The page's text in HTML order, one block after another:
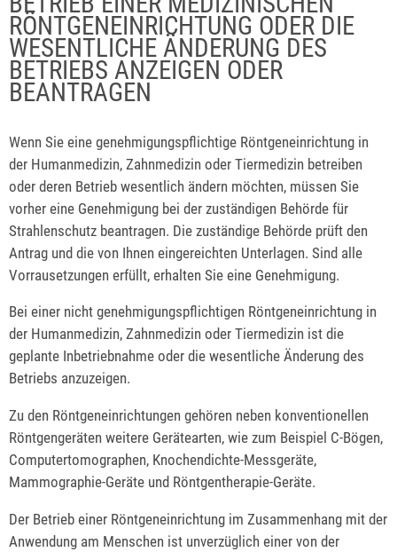
RÖNTGENEINRICHTUNG ODER DIE
WESENTLICHE ÄNDERUNG DES
BETRIEBS ANZEIGEN ODER
BEANTRAGEN
Wenn Sie eine genehmigungspflichtige Röntgeneinrichtung in
der Humanmedizin, Zahnmedizin oder Tiermedizin betreiben
oder deren Betrieb wesentlich ändern möchten, müssen Sie
vorher eine Genehmigung bei der zuständigen Behörde für
Strahlenschutz beantragen. Die zuständige Behörde prüft den
Antrag und die von Ihnen eingereichten Unterlagen. Sind alle
Vorrausetzungen erfüllt, erhalten Sie eine Genehmigung.
Bei einer nicht genehmigungspflichtigen Röntgeneinrichtung in
der Humanmedizin, Zahnmedizin oder Tiermedizin ist die
geplante Inbetriebnahme oder die wesentliche Änderung des
Betriebs anzuzeigen.
Zu den Röntgeneinrichtungen gehören neben konventionellen
Röntgengeräten weitere Gerätearten, wie zum Beispiel C-Bögen,
Computertomographen, Knochendichte-Messgeräte,
Mammographie-Geräte und Röntgentherapie-Geräte.
Der Betrieb einer Röntgeneinrichtung im Zusammenhang mit der
Anwendung am Menschen ist unverzüglich einer von der